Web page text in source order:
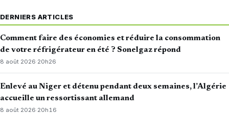
DERNIERS ARTICLES
Comment faire des économies et réduire la consommation
de votre réfrigérateur en été ? Sonelgaz répond
8 août 2026·20h26
Enlevé au Niger et détenu pendant deux semaines, l’Algérie
accueille un ressortissant allemand
8 août 2026·20h16